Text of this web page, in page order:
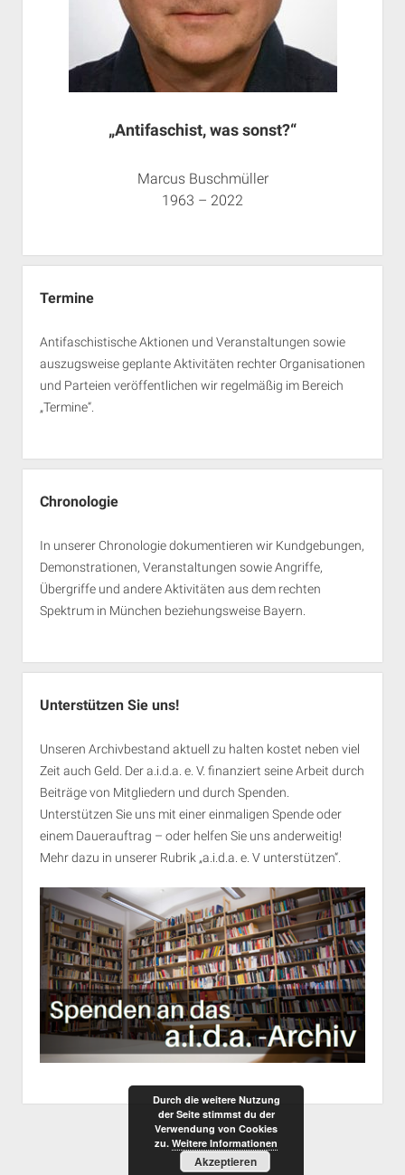
„Antifaschist, was sonst?“
Marcus Buschmüller
1963 – 2022
Termine
Antifaschistische Aktionen und Veranstaltungen sowie
auszugsweise geplante Aktivitäten rechter Organisationen
und Parteien veröffentlichen wir regelmäßig im Bereich
„Termine“.
Chronologie
In unserer Chronologie dokumentieren wir Kundgebungen,
Demonstrationen, Veranstaltungen sowie Angriffe,
Übergriffe und andere Aktivitäten aus dem rechten
Spektrum in München beziehungsweise Bayern.
Unterstützen Sie uns!
Unseren Archivbestand aktuell zu halten kostet neben viel
Zeit auch Geld. Der a.i.d.a. e. V. finanziert seine Arbeit durch
Beiträge von Mitgliedern und durch Spenden.
Unterstützen Sie uns mit einer einmaligen Spende oder
einem Dauerauftrag – oder helfen Sie uns anderweitig!
Mehr dazu in unserer Rubrik „a.i.d.a. e. V unterstützen“.
Durch die weitere Nutzung
der Seite stimmst du der
Verwendung von Cookies
zu. Weitere Informationen
Akzeptieren